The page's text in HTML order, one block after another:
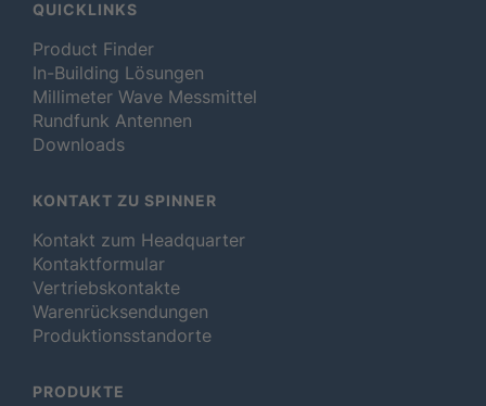
QUICKLINKS
Product Finder
In-Building Lösungen
Millimeter Wave Messmittel
Rundfunk Antennen
Downloads
KONTAKT ZU SPINNER
Kontakt zum Headquarter
Kontaktformular
Vertriebskontakte
Warenrücksendungen
Produktionsstandorte
PRODUKTE